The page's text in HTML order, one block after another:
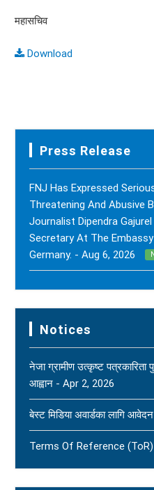
महासचिव
Download
Press Release
FNJ Has Expressed
Threatening And Abusive
Journalist Dipendra
Secretary At The
Germany. - Aug 6, 2026
Sushil Kumar Khadka,
Through Social Media And
Outlets. - Aug 2, 2026
(FNJ) Is Deeply Shocked
Tragic News Of The
Naridatta Badu, President
Branch, Following The
2, 2026
New
Notices
नेजा ग्रामीण उत्कृष्ट
आह्वान - Apr 2, 2026
बेस्ट मिडिया अवार्डका लागि
Terms Of Reference (ToR)